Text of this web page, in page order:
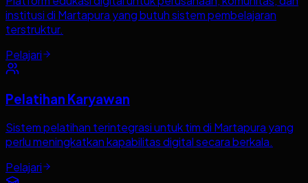
institusi di Martapura yang butuh sistem pembelajaran
terstruktur.
Pelajari
Pelatihan Karyawan
Sistem pelatihan terintegrasi untuk tim di Martapura yang
perlu meningkatkan kapabilitas digital secara berkala.
Pelajari